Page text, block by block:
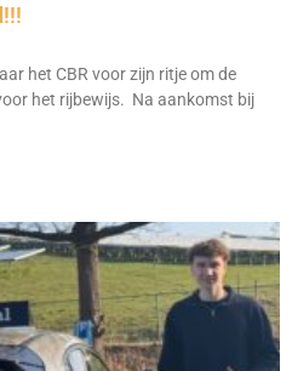
het CBR voor zijn ritje om de
het rijbewijs. Na aankomst bij